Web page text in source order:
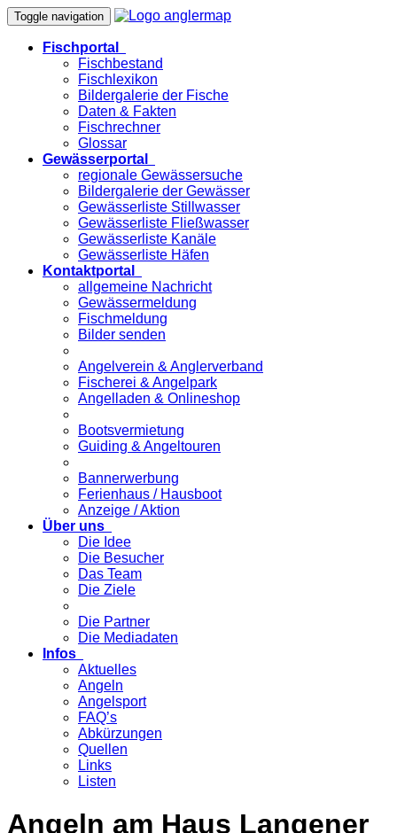
Toggle navigation
Fischportal
Fischbestand
Fischlexikon
Bildergalerie der Fische
Daten & Fakten
Fischrechner
Glossar
Gewässerportal
regionale Gewässersuche
Bildergalerie der Gewässer
Gewässerliste Stillwasser
Gewässerliste Fließwasser
Gewässerliste Kanäle
Gewässerliste Häfen
Kontaktportal
allgemeine Nachricht
Gewässermeldung
Fischmeldung
Bilder senden
Angelverein & Anglerverband
Fischerei & Angelpark
Angelladen & Onlineshop
Bootsvermietung
Guiding & Angeltouren
Bannerwerbung
Ferienhaus / Hausboot
Anzeige / Aktion
Über uns
Die Idee
Die Besucher
Das Team
Die Ziele
Die Partner
Die Mediadaten
Infos
Aktuelles
Angeln
Angelsport
FAQ’s
Abkürzungen
Quellen
Links
Listen
Angeln am Haus Langener